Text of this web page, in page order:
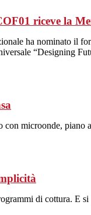
riceve la
ha nominato il
“Designing
microonde, piano
di cottura. E